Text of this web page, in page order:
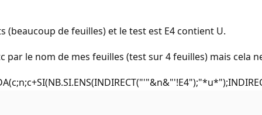
(beaucoup de feuilles) et le test est E4 contient U.
par le nom de mes feuilles (test sur 4 feuilles) mais cela